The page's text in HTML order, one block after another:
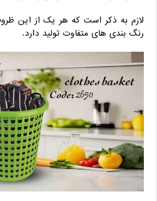
لازم به ذکر است که هر یک از این
رنگ بندی های متفاوت تولید دارد.